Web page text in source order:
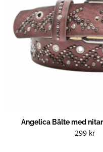
Angelica Bälte med
299 kr